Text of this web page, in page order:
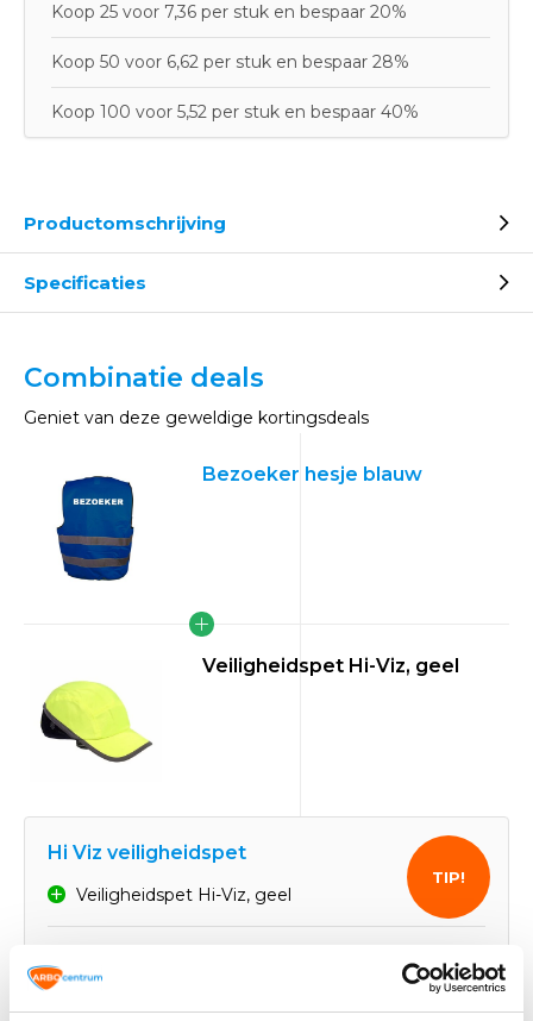
Koop 25 voor 7,36 per stuk en bespaar 20%
Koop 50 voor 6,62 per stuk en bespaar 28%
Koop 100 voor 5,52 per stuk en bespaar 40%
Productomschrijving
Specificaties
Combinatie deals
Geniet van deze geweldige kortingsdeals
Bezoeker hesje blauw
Veiligheidspet Hi-Viz, geel
Hi Viz veiligheidspet
Veiligheidspet Hi-Viz, geel
Normaal:
19,91
Je bespaart:
4,28
TIP!